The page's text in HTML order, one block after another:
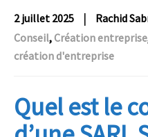
2 juillet 2025 | Rachid
Conseil,Création entreprise
création d'entreprise
Quel est le